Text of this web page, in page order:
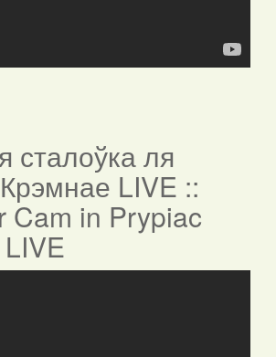
сталоўка ля
LIVE ::
Cam in Prypiac